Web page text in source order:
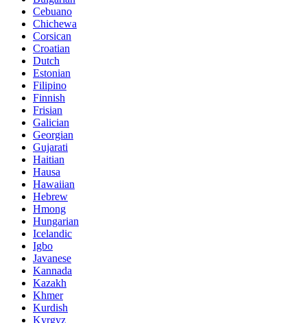
Cebuano
Chichewa
Corsican
Croatian
Dutch
Estonian
Filipino
Finnish
Frisian
Galician
Georgian
Gujarati
Haitian
Hausa
Hawaiian
Hebrew
Hmong
Hungarian
Icelandic
Igbo
Javanese
Kannada
Kazakh
Khmer
Kurdish
Kyrgyz